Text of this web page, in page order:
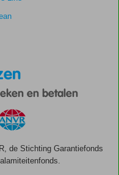
en betalen
de Stichting Garantiefonds